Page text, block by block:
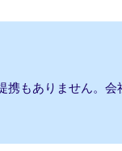
もありません。会